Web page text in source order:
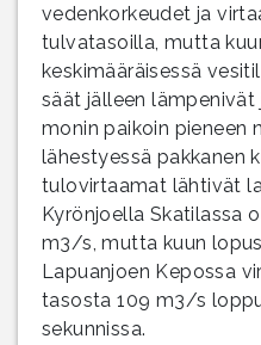
vedenkorkeudet ja
tulvatasoilla, mutta
keskimääräisessä
säät jälleen
monin paikoin pieneen
lähestyessä pakkanen
tulovirtaamat lähtivät
Kyrönjoella Skatilassa
m3/s, mutta kuun
Lapuanjoen Kepossa
tasosta 109 m3/s
sekunnissa.